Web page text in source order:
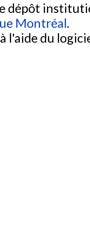
dépôt
Montréal.
l'aide du